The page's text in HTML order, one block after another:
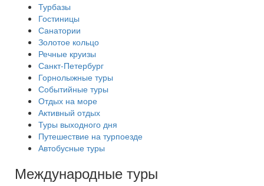
Турбазы
Гостиницы
Санатории
Золотое кольцо
Речные круизы
Санкт-Петербург
Горнолыжные туры
Событийные туры
Отдых на море
Активный отдых
Туры выходного дня
Путешествие на турпоезде
Автобусные туры
Международные туры